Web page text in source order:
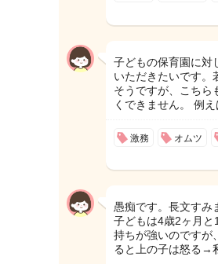
子どもの保育園に対
いただきたいです。
そうですが、こちら
くできません。 例
激務 オムツ
愚痴です。長文すみ
子どもは4歳2ヶ月
持ちが強いのですが
ると上の子は怒る→